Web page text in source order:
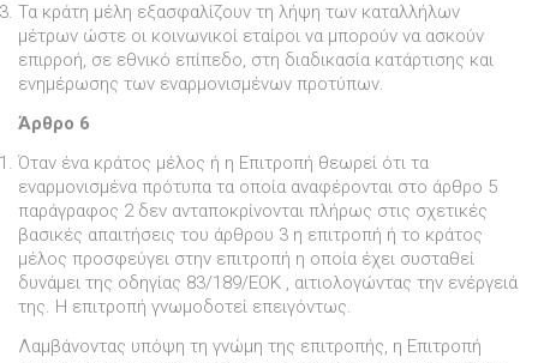
Τα κράτη µέλη εξασφαλίζουν τη λήψη των καταλλήλων
µέτρων ώστε οι κοινωνικοί εταίροι να µπορούν να ασκούν
επιρροή, σε εθνικό επίπεδο, στη διαδικασία κατάρτισης και
ενηµέρωσης των εναρµονισµένων προτύπων.
Άρθρο 6
Όταν ένα κράτος µέλος ή η Επιτροπή θεωρεί ότι τα
εναρµονισµένα πρότυπα τα οποία αναφέρονται στο άρθρο 5
παράγραφος 2 δεν ανταποκρίνονται πλήρως στις σχετικές
βασικές απαιτήσεις του άρθρου 3 η επιτροπή ή το κράτος
µέλος προσφεύγει στην επιτροπή η οποία έχει συσταθεί
δυνάµει της οδηγίας 83/189/ΕΟΚ , αιτιολογώντας την ενέργειά
της. Η επιτροπή γνωµοδοτεί επειγόντως.
Λαµβάνοντας υπόψη τη γνώµη της επιτροπής, η Επιτροπή